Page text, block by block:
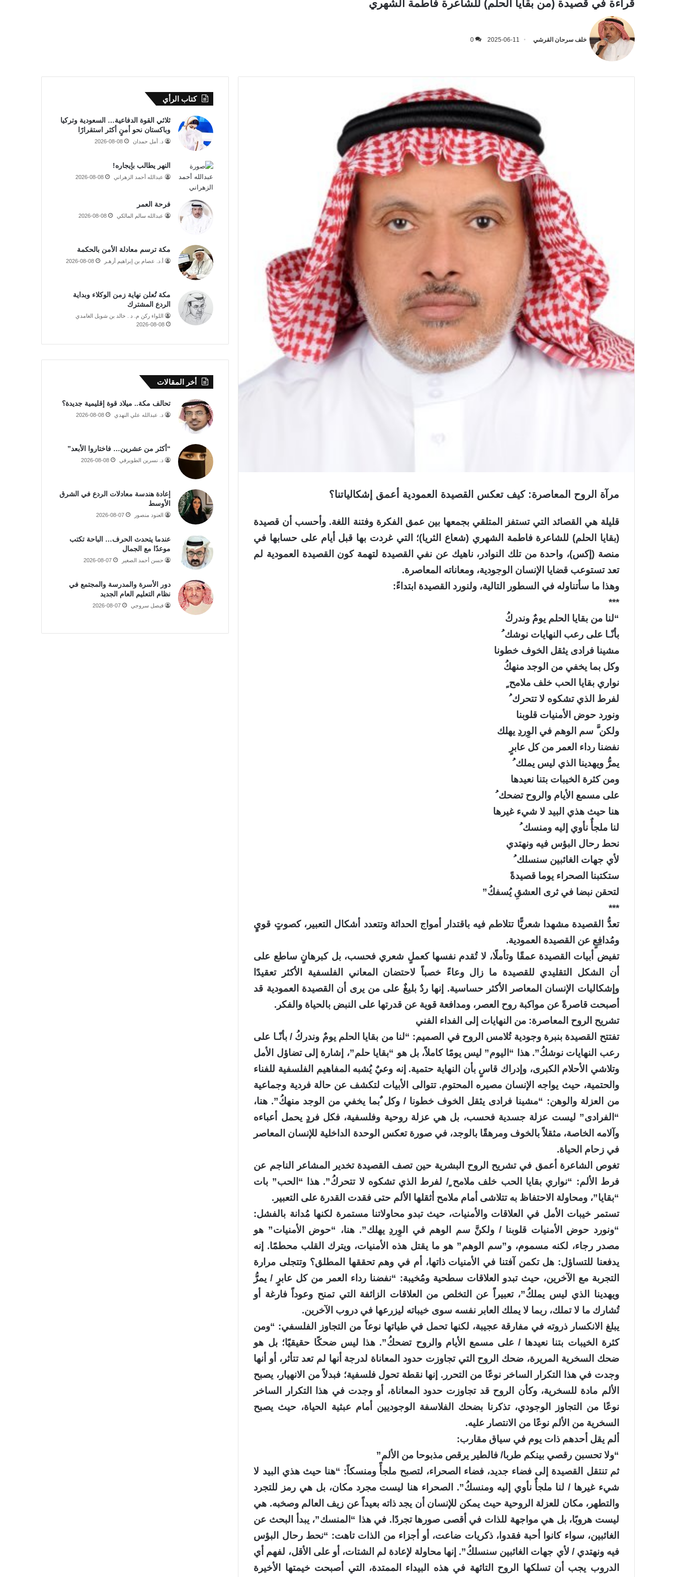
قراءة في قصيدة (من بقايا الحلم) للشاعرة فاطمة الشهري
خلف سرحان القرشي 2025-06-11
0
مرآة الروح المعاصرة: كيف تعكس القصيدة العمودية أعمق إشكالياتنا؟
قليلة هي القصائد التي تستفز المتلقي بجمعها بين عمق الفكرة وفتنة اللغة. وأحسب أن قصيدة
(بقايا الحلم) للشاعرة فاطمة الشهري (شعاع الثريا)؛ التي غردت بها قبل أيام على حسابها في
منصة (إكس)، واحدة من تلك النوادر، ناهيك عن نفي القصيدة لتهمة كون القصيدة العمودية لم
تعد تستوعب قضايا الإنسان الوجودية، ومعاناته المعاصرة.
وهذا ما سأتناوله في السطور التالية، ولنورد القصيدة ابتداءً:
***
“‏لنا من بقايا الحلم يومٌ وندركُ
بأنّـا على رعب النهايات نوشك ُ
مشينا فرادى يثقل الخوف خطونا
وكل بما يخفي من الوجد منهكُ
نواري بقايا الحب خلف ملامح ٍ
لفرط الذي تشكوه لا تتحرك ُ
ونورد حوض الأمنيات قلوبنا
ولكن َّ سم الوهم في الوِردِ يهلك
نفضنا رداء العمر من كل عابرٍ
يمرُّ ويهدينا الذي ليس يملك ُ
ومن كثرة الخيبات بتنا نعيدها
على مسمع الأيام والروح تضحك ُ
هنا حيث هذي البيد لا شيء غيرها
لنا ملجأٌ نأوي إليه ومنسك ُ
نحط رحال البؤس فيه ونهتدي
لأي جهات الغائبين سنسلك ُ
ستكتبنا الصحراء يوما قصيدةً
لتحقن نبضا في ثرى العشقِ يُسفكُ”
***
تعدُّ القصيدة مشهدا شعريًّا تتلاطم فيه باقتدار أمواج الحداثة وتتعدد أشكال التعبير، كصوتٍ قويٍ
ومُدافِعٍ عن القصيدة العمودية.
تفيض أبيات القصيدة عمقًا وتأملًا، لا تُقدم نفسها كعملٍ شعري فحسب، بل كبرهانٍ ساطع على
أن الشكل التقليدي للقصيدة ما زال وعاءً خصباً لاحتضان المعاني الفلسفية الأكثر تعقيدًا
وإشكاليات الإنسان المعاصر الأكثر حساسية. إنها ردٌ بليغٌ على من يرى أن القصيدة العمودية قد
أصبحت قاصرةً عن مواكبة روح العصر، ومدافعة قوية عن قدرتها على النبض بالحياة والفكر.
تشريح الروح المعاصرة: من النهايات إلى الفداء الفني
تفتتح القصيدة بنبرة وجودية تُلامس الروح في الصميم: “لنا من بقايا الحلم يومٌ وندركُ / بأنّـا على
رعب النهايات نوشكُ”. هذا “اليوم” ليس يومًا كاملاً، بل هو “بقايا حلم”، إشارة إلى تضاؤل الأمل
وتلاشي الأحلام الكبرى، وإدراك قاسٍ بأن النهاية حتمية. إنه وعيٌ يُشبه المفاهيم الفلسفية للفناء
والحتمية، حيث يواجه الإنسان مصيره المحتوم. تتوالى الأبيات لتكشف عن حالة فردية وجماعية
من العزلة والوهن: “مشينا فرادى يثقل الخوف خطونا / وكل ٌبما يخفي من الوجد منهكُ”. هنا،
“الفرادى” ليست عزلة جسدية فحسب، بل هي عزلة روحية وفلسفية، فكل فردٍ يحمل أعباءه
وآلامه الخاصة، مثقلاً بالخوف ومرهقًا بالوجد، في صورة تعكس الوحدة الداخلية للإنسان المعاصر
في زحام الحياة.
تغوص الشاعرة أعمق في تشريح الروح البشرية حين تصف القصيدة تخدير المشاعر الناجم عن
فرط الألم: “نواري بقايا الحب خلف ملامح ٍ/ لفرط الذي تشكوه لا تتحركُ”. هذا “الحب” بات
“بقايا”، ومحاولة الاحتفاظ به تتلاشى أمام ملامح أثقلها الألم حتى فقدت القدرة على التعبير.
تستمر خيبات الأمل في العلاقات والأمنيات، حيث تبدو محاولاتنا مستمرة لكنها مُدانة بالفشل:
“ونورد حوض الأمنيات قلوبنا / ولكنَّ سم الوهم في الوِردِ يهلك”. هنا، “حوض الأمنيات” هو
مصدر رجاء، لكنه مسموم، و”سم الوهم” هو ما يقتل هذه الأمنيات، ويترك القلب محطمًا. إنه
يدفعنا للتساؤل: هل تكمن آفتنا في الأمنيات ذاتها، أم في وهم تحققها المطلق؟ وتتجلى مرارة
التجربة مع الآخرين، حيث تبدو العلاقات سطحية ومُخيبة: “نفضنا رداء العمر من كل عابرٍ / يمرُّ
ويهدينا الذي ليس يملكُ”، تعبيراً عن التخلص من العلاقات الزائفة التي تمنح وعوداً فارغة أو
تُشارك ما لا تملك، ربما لا يملك العابر نفسه سوى خيباته ليزرعها في دروب الآخرين.
يبلغ الانكسار ذروته في مفارقة عجيبة، لكنها تحمل في طياتها نوعاً من التجاوز الفلسفي: “ومن
كثرة الخيبات بتنا نعيدها / على مسمع الأيام والروح تضحكُ”. هذا ليس ضحكًا حقيقيًا؛ بل هو
ضحك السخرية المريرة، ضحك الروح التي تجاوزت حدود المعاناة لدرجة أنها لم تعد تتأثر، أو أنها
وجدت في هذا التكرار الساخر نوعًا من التحرر. إنها نقطة تحول فلسفية؛ فبدلاً من الانهيار، يصبح
الألم مادة للسخرية، وكأن الروح قد تجاوزت حدود المعاناة، أو وجدت في هذا التكرار الساخر
نوعًا من التجاوز الوجودي، تذكرنا بضحك الفلاسفة الوجوديين أمام عبثية الحياة، حيث يصبح
السخرية من الألم نوعًا من الانتصار عليه.
ألم يقل أحدهم ذات يوم في سياق مقارب:
“ولا تحسبن رقصي بينكم طربا/ فالطير يرقص مذبوحا من الألم”
ثم تنتقل القصيدة إلى فضاء جديد، فضاء الصحراء، لتصبح ملجأً ومنسكاً: “هنا حيث هذي البيد لا
شيء غيرها / لنا ملجأٌ نأوي إليه ومنسكُ”. الصحراء هنا ليست مجرد مكان، بل هي رمز للتجرد
والتطهر، مكان للعزلة الروحية حيث يمكن للإنسان أن يجد ذاته بعيداً عن زيف العالم وصخبه. هي
ليست هروبًا، بل هي مواجهة للذات في أقصى صورها تجردًا. في هذا “المنسك”، يبدأ البحث عن
الغائبين، سواء كانوا أحبة فقدوا، ذكريات ضاعت، أو أجزاء من الذات تاهت: “نحط رحال البؤس
فيه ونهتدي / لأي جهات الغائبين سنسلكُ”. إنها محاولة لإعادة لم الشتات، أو على الأقل، لفهم أي
الدروب يجب أن تسلكها الروح التائهة في هذه البيداء الممتدة، التي أصبحت خيمتها الأخيرة
كتاب الرأي
ثلاثي القوة الدفاعية… السعودية وتركيا
وباكستان نحو أمنٍ أكثر استقرارًا
د. أمل حمدان 2026-08-08
النهر يطالب بإيجاره!
عبدالله أحمد الزهراني 2026-08-08
فرحة العمر
عبدالله سالم المالكي 2026-08-08
مكة ترسم معادلة الأمن بالحكمة
أ.د. عصام بن إبراهيم أزهـر 2026-08-08
مكة تُعلن نهاية زمن الوكلاء وبداية
الردع المشترك
اللواء ركن م. د . خالد بن شويل الغامدي
2026-08-08
أخر المقالات
تحالف مكة.. ميلاد قوة إقليمية جديدة؟
د. عبدالله علي النهدي 2026-08-08
“أكثر من عشرين… فاختاروا الأبعد”
د. نسرين الطويرقي 2026-08-08
إعادة هندسة معادلات الردع في الشرق
الأوسط
العنود منصور 2026-08-07
عندما يتحدث الحرف… الباحة تكتب
موعدًا مع الجمال
حسن أحمد الصغير 2026-08-07
دور الأسرة والمدرسة والمجتمع في
نظام التعليم العام الجديد
فيصل سروجي 2026-08-07